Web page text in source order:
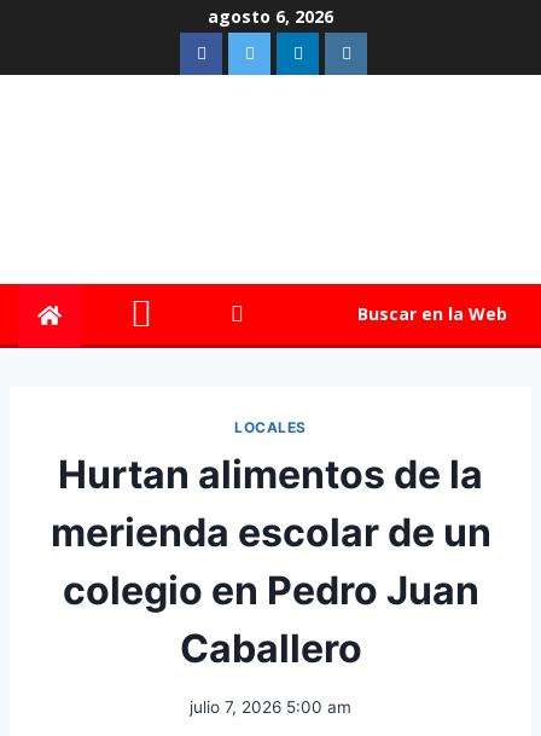
agosto 6, 2026
Buscar en la Web
LOCALES
Hurtan alimentos de la
merienda escolar de un
colegio en Pedro Juan
Caballero
julio 7, 2026 5:00 am